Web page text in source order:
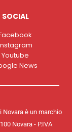
SOCIAL
Youtube
News
Novara è un marchio
Novara - P.IVA